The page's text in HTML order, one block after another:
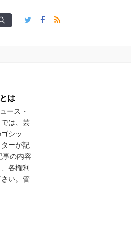
は
ース・
は、芸
シッ
ーが記
事の内容
各権利
い。管